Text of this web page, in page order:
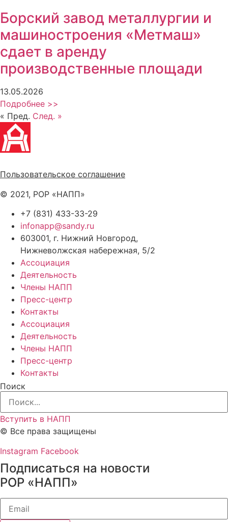
Борский завод металлургии и
машиностроения «Метмаш»
сдает в аренду
производственные площади
13.05.2026
Подробнее >>
« Пред. След. »
Пользовательское соглашение
© 2021, РОР «НАПП»
+7 (831) 433-33-29
infonapp@sandy.ru
603001, г. Нижний Новгород,
Нижневолжская набережная, 5/2
Ассоциация
Деятельность
Члены НАПП
Пресс-центр
Контакты
Ассоциация
Деятельность
Члены НАПП
Пресс-центр
Контакты
Поиск
Вступить в НАПП
© Все права защищены
Instagram Facebook
Подписаться на новости
РОР «НАПП»